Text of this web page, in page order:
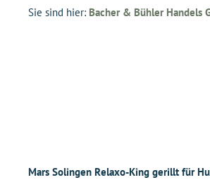
Sie sind hier: Bacher & Bühler Handels
Mars Solingen Relaxo-King gerillt für